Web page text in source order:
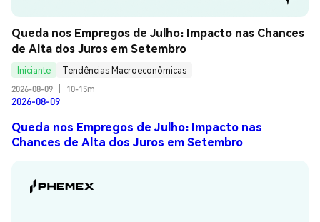
Queda nos Empregos de Julho: Impacto nas Chances
de Alta dos Juros em Setembro
Iniciante
Tendências Macroeconômicas
2026-08-09
10-15m
2026-08-09
Queda nos Empregos de Julho: Impacto nas
Chances de Alta dos Juros em Setembro